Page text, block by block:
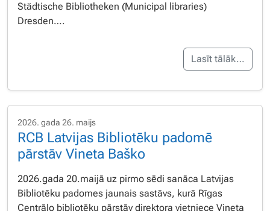
Städtische Bibliotheken (Municipal libraries)
Dresden….
Lasīt tālāk…
2026. gada 26. maijs
RCB Latvijas Bibliotēku padomē
pārstāv Vineta Baško
2026.gada 20.maijā uz pirmo sēdi sanāca Latvijas
Bibliotēku padomes jaunais sastāvs, kurā Rīgas
Centrālo bibliotēku pārstāv direktora vietniece Vineta